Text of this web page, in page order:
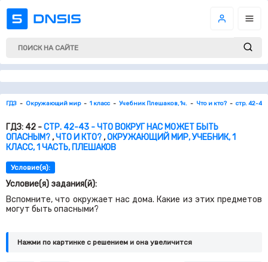
ГДЗ Окружающий мир 1 класс Учебник Плешаков, 1ч. Что и кто? стр. 42-43
ГДЗ: 42 -СТР. 42-43 - ЧТО ВОКРУГ НАС МОЖЕТ БЫТЬ
ОПАСНЫМ?,ЧТО И КТО?,ОКРУЖАЮЩИЙ МИР, УЧЕБНИК, 1
КЛАСС, 1 ЧАСТЬ, ПЛЕШАКОВ
Условие(я):
Условие(я) задания(й):
Вспомните, что окружает нас дома. Какие из этих предметов
могут быть опасными?
Нажми по картинке c решением и она увеличится